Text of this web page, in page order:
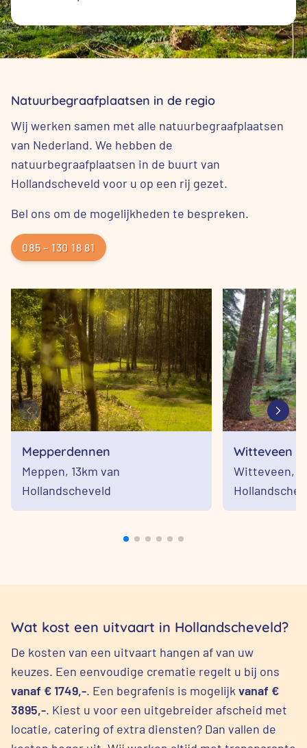
Natuurbegraafplaatsen in de regio
Wij werken samen met alle natuurbegraafplaatsen
van Nederland. We hebben de
natuurbegraafplaatsen in de buurt van
Hollandscheveld voor u op een rij gezet.
Bel ons om de mogelijkheden te bespreken.
085 – 130 18 81
Mepperdennen
Meppen, 13km van
Hollandscheveld
Witteveen
Witteveen,
Wat kost een uitvaart in Hollandscheveld?
De kosten van een uitvaart hangen af van uw
keuzes. Een eenvoudige crematie regelt u bij ons
vanaf € 1749,-. Een begrafenis is mogelijk vanaf €
3895,-. Kiest u voor een uitgebreider afscheid met
locatie, catering of extra diensten? Dan vallen de